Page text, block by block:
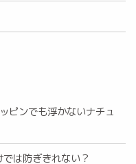
ピンでも浮かないナチュ
は防ぎきれない？